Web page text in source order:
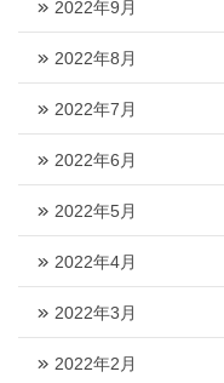
2022年9月
2022年8月
2022年7月
2022年6月
2022年5月
2022年4月
2022年3月
2022年2月